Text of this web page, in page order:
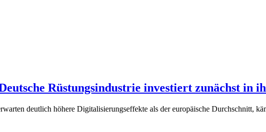
Rüstungsindustrie investiert zunächst in
deutlich höhere Digitalisierungseffekte als der europäische Durchschnitt,